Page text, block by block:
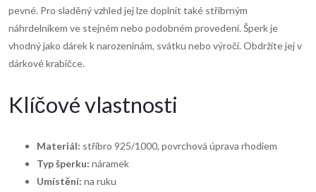
pevné. Pro sladěný vzhled jej lze doplnit také stříbrným
náhrdelníkem ve stejném nebo podobném provedení. Šperk je
vhodný jako dárek k narozeninám, svátku nebo výročí. Obdržíte jej v
dárkové krabičce.
Klíčové vlastnosti
Materiál: stříbro 925/1000, povrchová úprava rhodiem
Typ šperku: náramek
Umístění: na ruku